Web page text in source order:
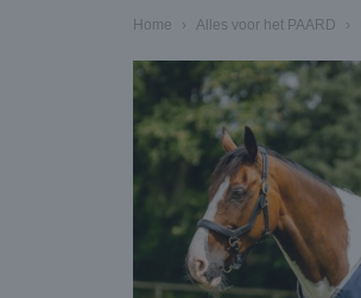
Home › Alles voor het PAARD ›